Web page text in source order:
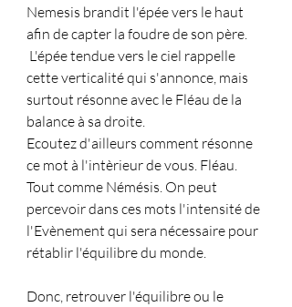
Nemesis brandit l'épée vers le haut
afin de capter la foudre de son père.
L'épée tendue vers le ciel rappelle
cette verticalité qui s'annonce, mais
surtout résonne avec le Fléau de la
balance à sa droite.
Ecoutez d'ailleurs comment résonne
ce mot à l'intèrieur de vous. Fléau.
Tout comme Némésis. On peut
percevoir dans ces mots l'intensité de
l'Evènement qui sera nécessaire pour
rétablir l'équilibre du monde.
Donc, retrouver l'équilibre ou le